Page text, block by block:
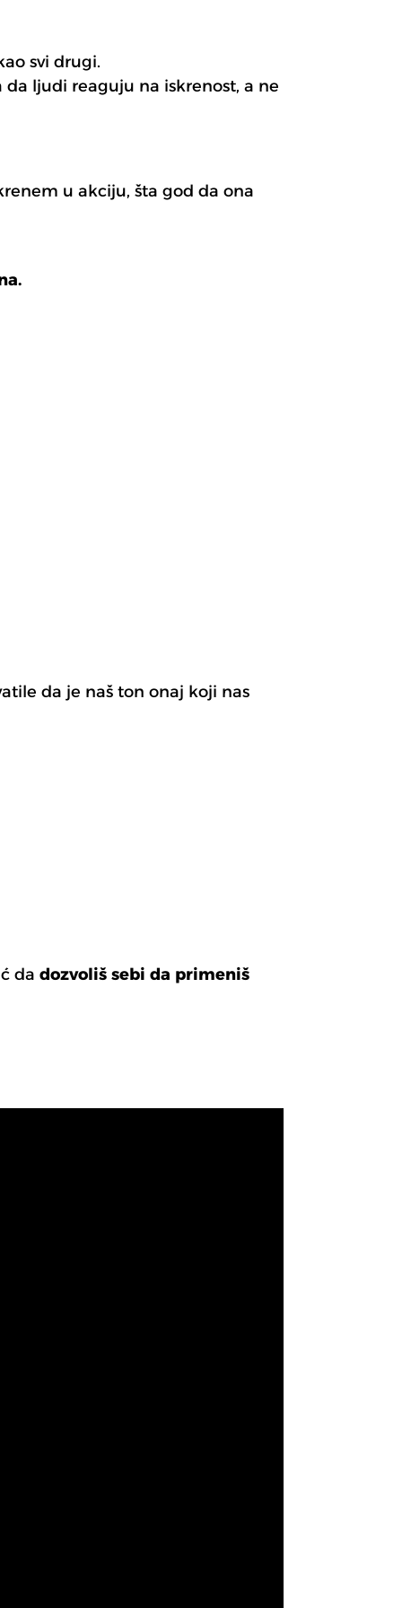
svi drugi.
ljudi reaguju na iskrenost, a ne
u akciju, šta god da ona
da je naš ton onaj koji nas
da dozvoliš sebi da primeniš